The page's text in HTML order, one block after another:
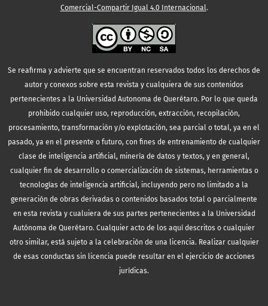
Comercial-Compartir Igual 4.0 Internacional.
Se reafirma y advierte que se encuentran reservados todos los derechos de
autor y conexos sobre esta revista y cualquiera de sus contenidos
pertenecientes a la Universidad Autonoma de Querétaro. Por lo que queda
prohibido cualquier uso, reproducción, extracción, recopilación,
procesamiento, transformación y/o explotación, sea parcial o total, ya en el
pasado, ya en el presente o futuro, con fines de entrenamiento de cualquier
clase de inteligencia artificial, minería de datos y textos, y en general,
cualquier fin de desarrollo o comercialización de sistemas, herramientas o
tecnologías de inteligencia artificial, incluyendo pero no limitado a la
generación de obras derivadas o contenidos basados total o parcialmente
en esta revista y cualuiera de sus partes pertenecientes a la Universidad
Autónoma de Querétaro. Cualquier acto de los aquí descritos o cualquier
otro similar, está sujeto a la celebración de una licencia. Realizar cualquier
de esas conductas sin licencia puede resultar en el ejercicio de acciones
jurídicas.